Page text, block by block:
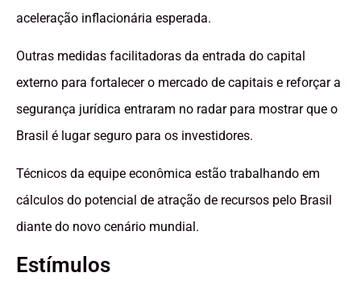
aceleração inflacionária esperada.
Outras medidas facilitadoras da entrada do capital
externo para fortalecer o mercado de capitais e reforçar a
segurança jurídica entraram no radar para mostrar que o
Brasil é lugar seguro para os investidores.
Técnicos da equipe econômica estão trabalhando em
cálculos do potencial de atração de recursos pelo Brasil
diante do novo cenário mundial.
Estímulos